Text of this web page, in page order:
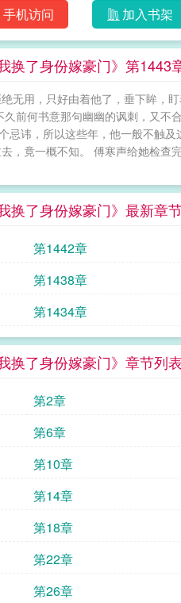
原谅。而温辞连个眼神都没施
，卑微祈求，“小辞，我错了，
哭疯，我换了身份嫁豪门
手机访问 加入书架
换了身份嫁豪门》第1443
无用，只好由着他了，垂下眸，
久前何书意那句幽幽的讽刺，又
忌讳，所以这些年，他一般不触
，竟一概不知。 傅寒声给她检
换了身份嫁豪门》最新章
第1442章
第1438章
第1434章
换了身份嫁豪门》章节列表
第2章
第6章
第10章
第14章
第18章
第22章
第26章